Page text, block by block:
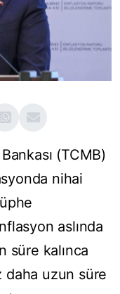
(TCMB)
nihai
aslında
süre kalınca
daha uzun süre